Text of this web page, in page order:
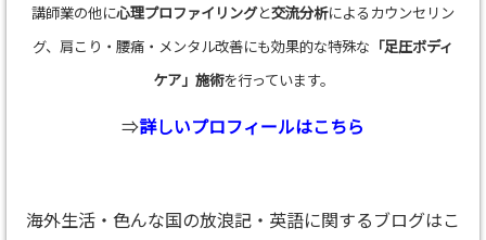
講師業の他に心理プロファイリングと交流分析によるカウンセリン
グ、肩こり・腰痛・メンタル改善にも効果的な特殊な 「足圧ボディ
ケア」施術を行っています。
⇒詳しいプロフィールはこちら
海外生活・色んな国の放浪記・英語に関するブログはこ